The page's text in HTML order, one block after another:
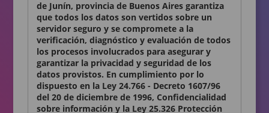
de Junín, provincia de Buenos Aires garantiza
que todos los datos son vertidos sobre un
servidor seguro y se compromete a la
verificación, diagnóstico y evaluación de todos
los procesos involucrados para asegurar y
garantizar la privacidad y seguridad de los
datos provistos. En cumplimiento por lo
dispuesto en la Ley 24.766 - Decreto 1607/96
del 20 de diciembre de 1996, Confidencialidad
sobre información y la Ley 25.326 Protección